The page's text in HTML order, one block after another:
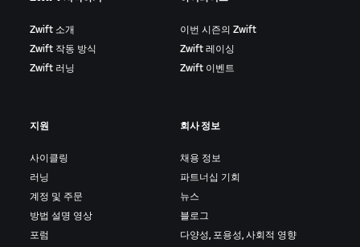
로 나타납니다.
드래프팅/시팅인:
한 명 이상의 라이더가 앞뒤로 늘어서
면서도 같은 스피드를 낼 수 있습니다.
드롭:한 명의 라이더가 다른 라이더나 라이더 그룹의 속
도를 따라가지 못하고 뒤처지는 상황입니다.
필드 스프린트/번치 스프린트:레이스 결승선을 앞두고
메인 그룹 라이더들이 집단 스프린트로 경쟁하는 것입니
Zwift 소개
Zwift 작동 방식
Zwift 러닝
이번 시즌의 Zwift
Zwift 레이싱
Zwift 이벤트
지원
사이클링
러닝
계정 및 주문
방법 설명 영상
포럼
회사 정보
채용 정보
파트너십 기회
뉴스
블로그
다양성, 포용성, 사회적 영향